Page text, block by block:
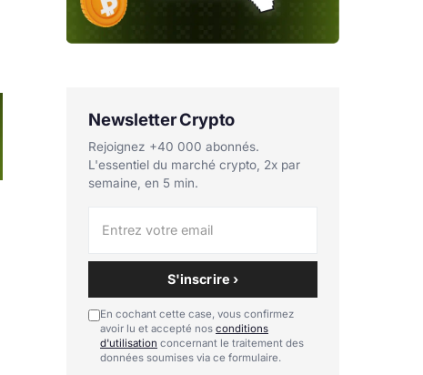
Newsletter Crypto
Rejoignez +40 000 abonnés.
L'essentiel du marché crypto, 2x par
semaine, en 5 min.
S'inscrire ›
En cochant cette case, vous confirmez
avoir lu et accepté nos conditions
d'utilisation concernant le traitement des
données soumises via ce formulaire.